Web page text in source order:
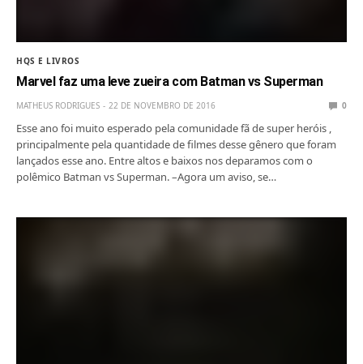
HQS E LIVROS
Marvel faz uma leve zueira com Batman vs Superman
MATHEUS RODRIGUES 22 DE NOVEMBRO DE 2016 0
Esse ano foi muito esperado pela comunidade fã de super heróis ,
principalmente pela quantidade de filmes desse gênero que foram
lançados esse ano. Entre altos e baixos nos deparamos com o
polêmico Batman vs Superman. –Agora um aviso, se…